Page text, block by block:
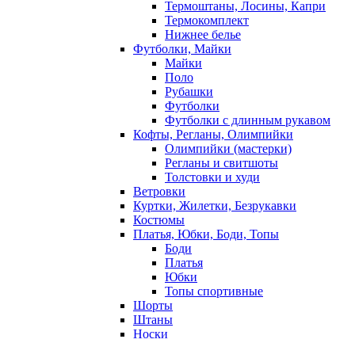
Термоштаны, Лосины, Капри
Термокомплект
Нижнее белье
Футболки, Майки
Майки
Поло
Рубашки
Футболки
Футболки с длинным рукавом
Кофты, Регланы, Олимпийки
Олимпийки (мастерки)
Регланы и свитшоты
Толстовки и худи
Ветровки
Куртки, Жилетки, Безрукавки
Костюмы
Платья, Юбки, Боди, Топы
Боди
Платья
Юбки
Топы спортивные
Шорты
Штаны
Носки